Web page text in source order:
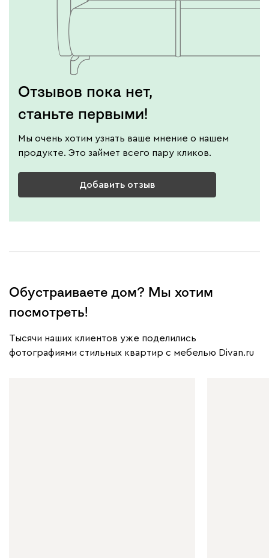
Отзывов пока нет,
станьте первыми!
Мы очень хотим узнать ваше мнение о нашем
продукте. Это займет всего пару кликов.
Добавить отзыв
Обустраиваете дом? Мы хотим
посмотреть!
Тысячи наших клиентов уже поделились
фотографиями стильных квартир с мебелью Divan.ru